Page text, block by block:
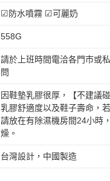
☑防水噴霧 ☑可麗奶
558G
請於上班時間電洽各門市或
問
因鞋墊乳膠很厚，【不建議
乳膠舒適度以及鞋子壽命，
請放在有除濕機房間24小時
燥。
台灣設計，中國製造